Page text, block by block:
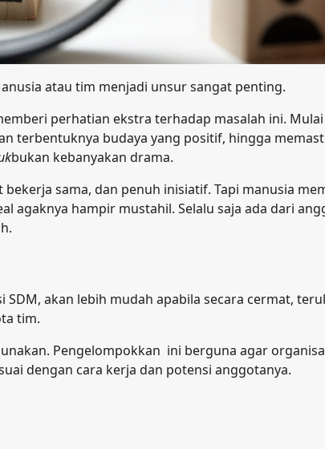
atau tim menjadi unsur sangat penting.
perhatian ekstra terhadap masalah ini.
terbentuknya budaya yang positif, hingga
bukan kebanyakan drama.
sama, dan penuh inisiatif. Tapi manusia
agaknya hampir mustahil. Selalu saja ada dari
akan lebih mudah apabila secara cermat,
tim.
Pengelompokkan ini berguna agar
dengan cara kerja dan potensi anggotanya.